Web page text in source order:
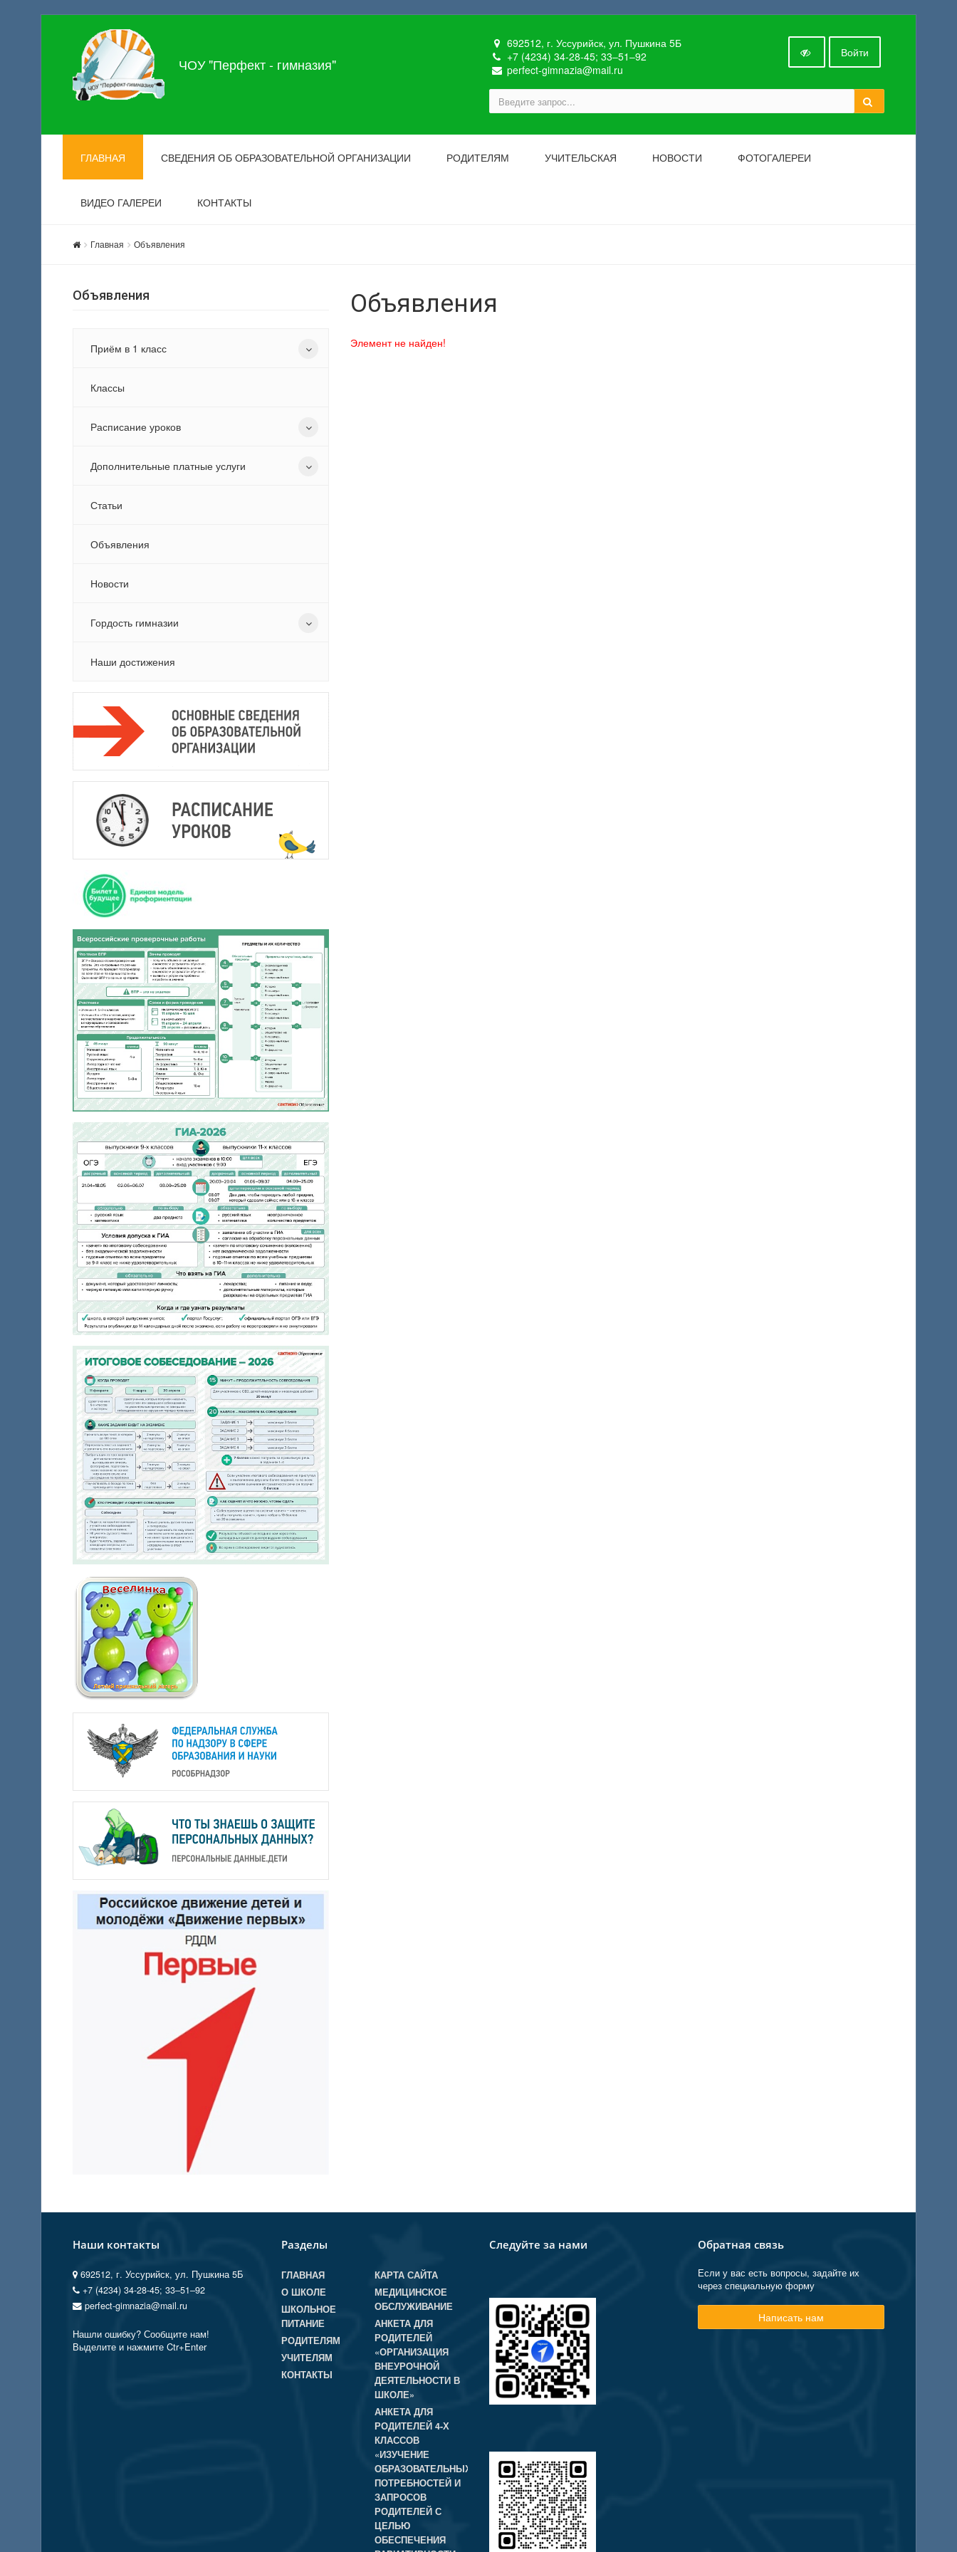
ЧОУ "Перфект - гимназия"
692512, г. Уссурийск, ул. Пушкина 5Б
+7 (4234) 34-28-45; 33‒51‒92
perfect-gimnazia@mail.ru
Войти
ГЛАВНАЯ СВЕДЕНИЯ ОБ ОБРАЗОВАТЕЛЬНОЙ ОРГАНИЗАЦИИ РОДИТЕЛЯМ УЧИТЕЛЬСКАЯ НОВОСТИ ФОТОГАЛЕРЕИ
ВИДЕО ГАЛЕРЕИ КОНТАКТЫ
Главная Объявления
Объявления
Приём в 1 класс
Классы
Расписание уроков
Дополнительные платные услуги
Статьи
Объявления
Новости
Гордость гимназии
Наши достижения
Объявления
Элемент не найден!
Наши контакты
692512, г. Уссурийск, ул. Пушкина 5Б
+7 (4234) 34-28-45; 33‒51‒92
perfect-gimnazia@mail.ru
Нашли ошибку? Сообщите нам!
Выделите и нажмите Ctr+Enter
Разделы
ГЛАВНАЯ
О ШКОЛЕ
ШКОЛЬНОЕ
ПИТАНИЕ
РОДИТЕЛЯМ
УЧИТЕЛЯМ
КОНТАКТЫ
КАРТА САЙТА
МЕДИЦИНСКОЕ
ОБСЛУЖИВАНИЕ
АНКЕТА ДЛЯ
РОДИТЕЛЕЙ
«ОРГАНИЗАЦИЯ
ВНЕУРОЧНОЙ
ДЕЯТЕЛЬНОСТИ В
ШКОЛЕ»
АНКЕТА ДЛЯ
РОДИТЕЛЕЙ 4-Х
КЛАССОВ
«ИЗУЧЕНИЕ
ОБРАЗОВАТЕЛЬНЫХ
ПОТРЕБНОСТЕЙ И
ЗАПРОСОВ
РОДИТЕЛЕЙ С
ЦЕЛЬЮ
ОБЕСПЕЧЕНИЯ
Следуйте за нами Обратная связь
Если у вас есть вопросы, задайте их
через специальную форму
Написать нам